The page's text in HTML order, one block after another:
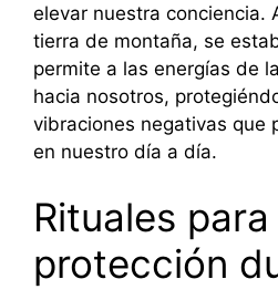
elevar nuestra conciencia.
tierra de montaña, se
permite a las energías de
hacia nosotros,
vibraciones negativas que
en nuestro día a día.
Rituales para
protección